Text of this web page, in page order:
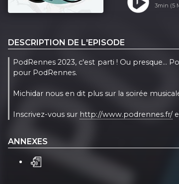
3min (5
DESCRIPTION DE L'EPISODE
PodRennes 2023, c'est parti ! Ou presque...
pour PodRennes.
Michidar nous en dit plus sur la soirée
Inscrivez-vous sur http://www.podrennes.fr/
ANNEXES